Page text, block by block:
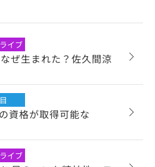
イブ
ぜ生まれた？佐久間涼
資格が取得可能な
イブ